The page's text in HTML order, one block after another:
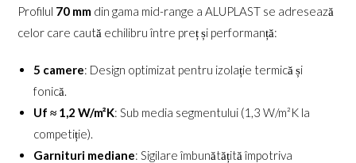
Profilul 70 mm din gama mid-range a ALUPLAST se adresează
celor care caută echilibru între preț și performanță:
5 camere: Design optimizat pentru izolație termică și
fonică.
Uf ≈ 1,2 W/m²K: Sub media segmentului (1,3 W/m²K la
competiție).
Garnituri mediane: Sigilare îmbunătățită împotriva